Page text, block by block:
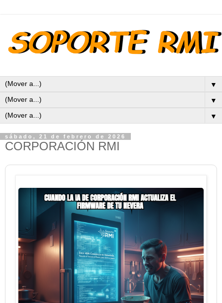
▼
▼
▼
sábado, 21 de febrero de 2026
CORPORACIÓN RMI